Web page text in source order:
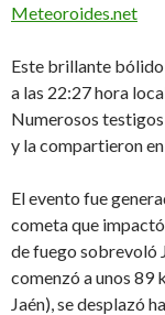
Meteoroides.net
Este brillante bólido
a las 22:27 hora
Numerosos
y la compartieron
El evento fue
cometa que
de fuego sobrevoló
comenzó a unos 89
Jaén), se desplazó